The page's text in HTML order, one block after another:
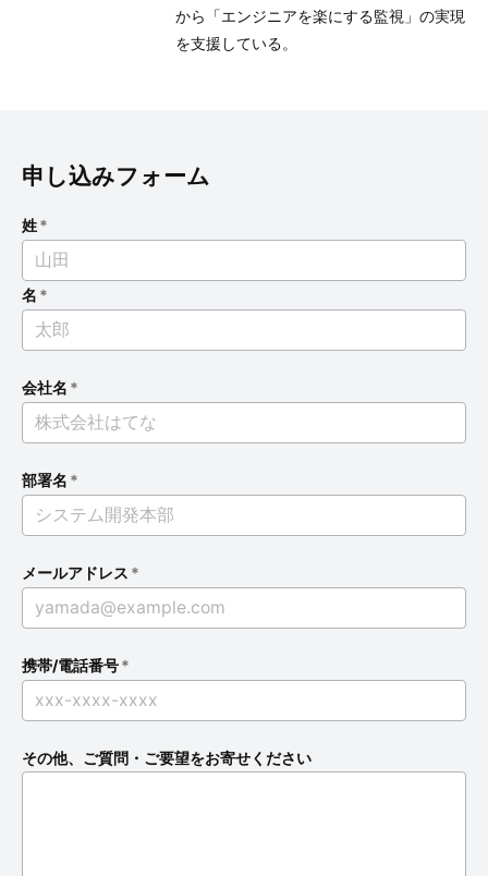
から「エンジニアを楽にする監視」の実現
を支援している。
申し込みフォーム
姓*
名 *
会社名 *
部署名 *
メールアドレス *
携帯/電話番号*
その他、ご質問・ご要望をお寄せください